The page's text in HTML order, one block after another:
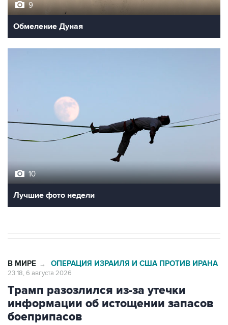
9
Обмеление Дуная
10
Лучшие фото недели
В МИРЕ → ОПЕРАЦИЯ ИЗРАИЛЯ И США ПРОТИВ ИРАНА
23:18, 6 августа 2026
Трамп разозлился из-за утечки
информации об истощении запасов
боеприпасов